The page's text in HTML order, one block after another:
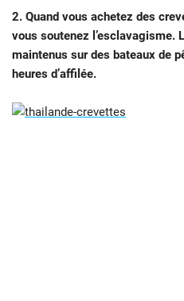
2. Quand vous achetez des
vous soutenez l’esclavagisme.
maintenus sur des bateaux de
heures d’affilée.